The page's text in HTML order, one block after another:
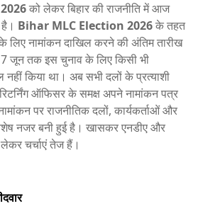
को लेकर बिहार की राजनीति में आज
Bihar MLC Election 2026के तहत
लिए नामांकन दाखिल करने की अंतिम तारीख
जून तक इस चुनाव के लिए किसी भी
नहीं किया था। अब सभी दलों के प्रत्याशी
ऑफिसर के समक्ष अपने नामांकन पत्र
पर राजनीतिक दलों, कार्यकर्ताओं और
नजर बनी हुई है। खासकर एनडीए और
चर्चाएं तेज हैं।